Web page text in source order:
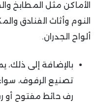
الأماكن مثل المطابخ
النوم وأثاث الفنادق
ألواح الجدران.
بالإضافة إلى
تصنيع الرفوف،
رف حائط مفتوح أو